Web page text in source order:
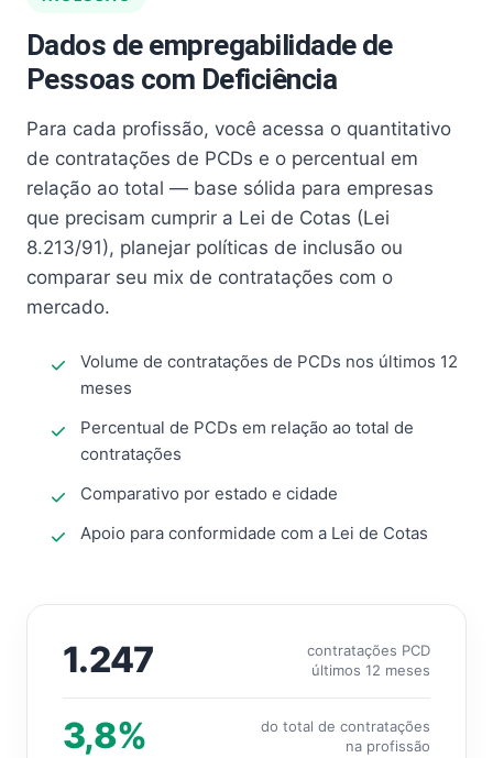
Dados de empregabilidade de
Pessoas com Deficiência
Para cada profissão, você acessa o quantitativo
de contratações de PCDs e o percentual em
relação ao total — base sólida para empresas
que precisam cumprir a Lei de Cotas (Lei
8.213/91), planejar políticas de inclusão ou
comparar seu mix de contratações com o
mercado.
Volume de contratações de PCDs nos últimos 12
meses
Percentual de PCDs em relação ao total de
contratações
Comparativo por estado e cidade
Apoio para conformidade com a Lei de Cotas
1.247
contratações PCD
últimos 12 meses
3,8%
do total de contratações
na profissão